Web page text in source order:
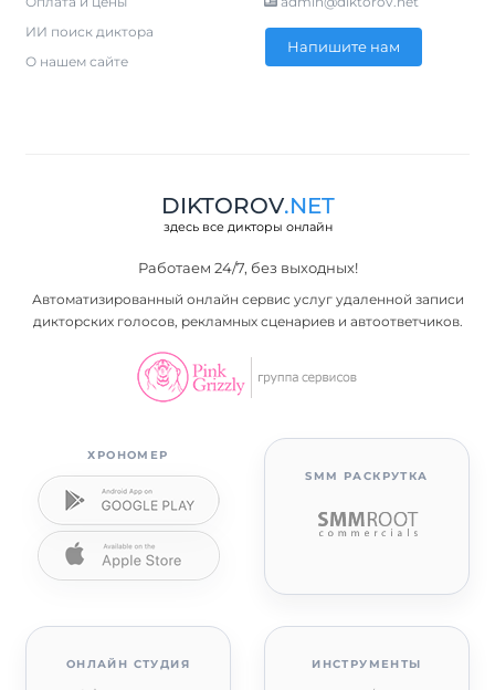
ИИ поиск диктора
О нашем сайте
Напишите нам
DIKTOROV.NET
здесь все дикторы онлайн
Работаем 24/7, без выходных!
Автоматизированный онлайн сервис услуг удаленной записи
дикторских голосов, рекламных сценариев и автоответчиков.
ХРОНОМЕР
SMM РАСКРУТКА
ОНЛАЙН СТУДИЯ ИНСТРУМЕНТЫ